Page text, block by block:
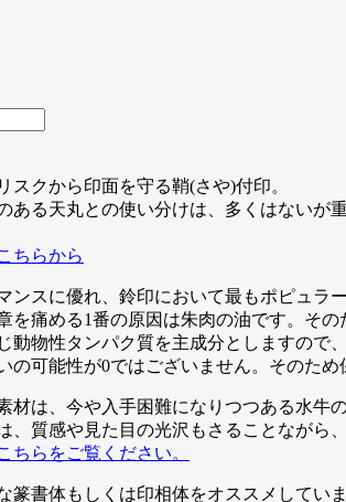
スクから印面を守る鞘(さや)付印。
ある天丸との使い分けは、多くはない
ちらから
ンスに優れ、鈴印において最もポピュラ
を痛める1番の原因は朱肉の油です。そ
動物性タンパク質を主成分としますの
の可能性が0ではございません。そのた
材は、今や入手困難になりつつある水牛
、質感や見た目の光沢もさることながら
ちらをご覧ください。
篆書体もしくは印相体をオススメしていま